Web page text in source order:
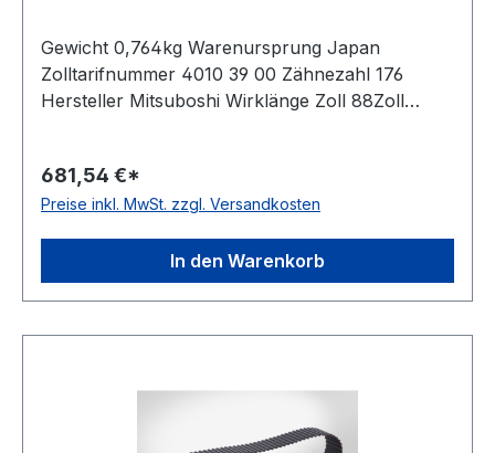
Gewicht 0,764kg Warenursprung Japan
Zolltarifnummer 4010 39 00 Zähnezahl 176
Hersteller Mitsuboshi Wirklänge Zoll 88Zoll
Material Neoprene Zugstrang Glasfaser Norm
DIN 5296 antistatisch ja
681,54 €*
Preise inkl. MwSt. zzgl. Versandkosten
In den Warenkorb